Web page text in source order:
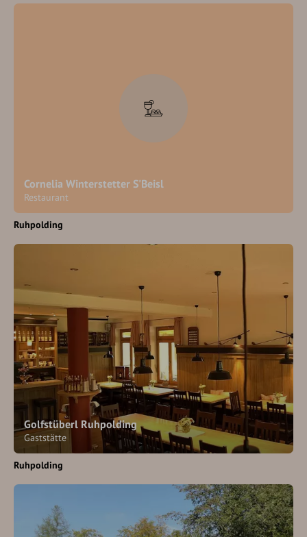
Cornelia Winterstetter S'Beisl
Restaurant
Ruhpolding
Golfstüberl Ruhpolding
Gaststätte
Ruhpolding